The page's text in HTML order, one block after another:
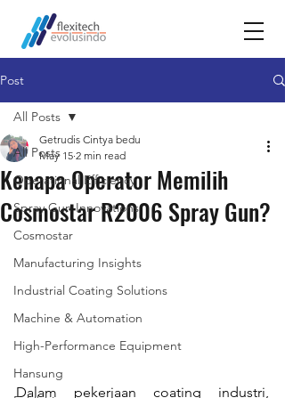
Post
All Posts
Operational Efficiency
Spray Gun Innovations
Cosmostar
Manufacturing Insights
Industrial Coating Solutions
Machine & Automation
High-Performance Equipment
Hansung
All Posts
Kenapa Operator Memilih
Cosmostar R2006 Spray Gun?
Getrudis Cintya bedu
May 15 2 min read
Dalam pekerjaan coating industri,